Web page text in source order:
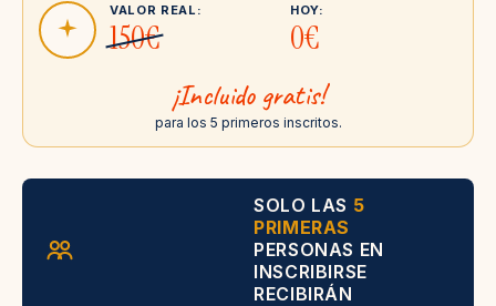
VALOR REAL:
150€
HOY:
0€
¡Incluido gratis!
para los 5 primeros inscritos.
SOLO LAS 5
PRIMERAS
PERSONAS EN
INSCRIBIRSE
RECIBIRÁN